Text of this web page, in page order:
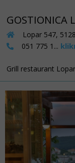
GOSTIONICA
Lopar 547,
051 775 1...
Grill restaurant